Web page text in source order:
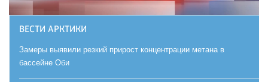
ВЕСТИ АРКТИКИ
Замеры выявили резкий прирост концентрации метана в
бассейне Оби